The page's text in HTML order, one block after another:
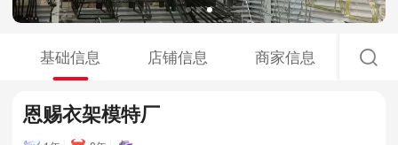
基础信息 店铺信息 商家信息
恩赐衣架模特厂